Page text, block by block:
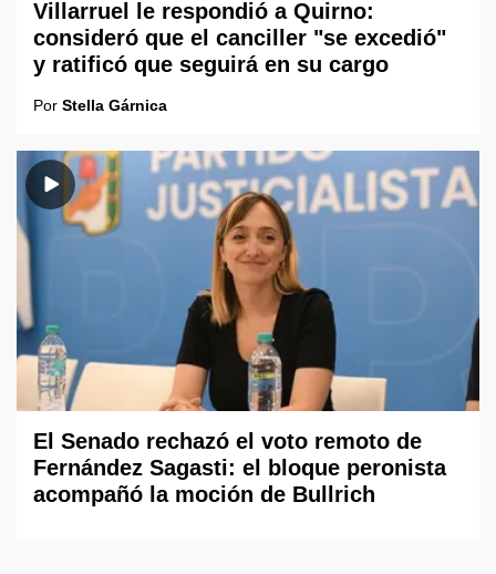
Villarruel le respondió a Quirno:
consideró que el canciller "se excedió"
y ratificó que seguirá en su cargo
Por Stella Gárnica
El Senado rechazó el voto remoto de
Fernández Sagasti: el bloque peronista
acompañó la moción de Bullrich